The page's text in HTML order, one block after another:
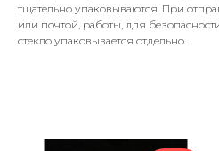
тщательно упаковываются. При
или почтой, работы, для
стекло упаковывается отдельно.